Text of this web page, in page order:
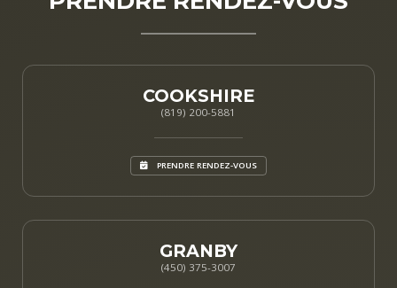
COOKSHIRE
(819) 200-5881
PRENDRE RENDEZ-VOUS
GRANBY
(450) 375-3007